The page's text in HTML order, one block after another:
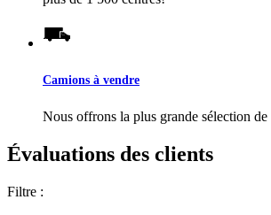
Camions à vendre
Nous offrons la plus grande sélection
Évaluations des clients
Filtre :